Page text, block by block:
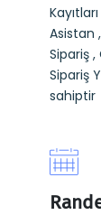
Asistan
Sipariş
Sipariş
sahiptir